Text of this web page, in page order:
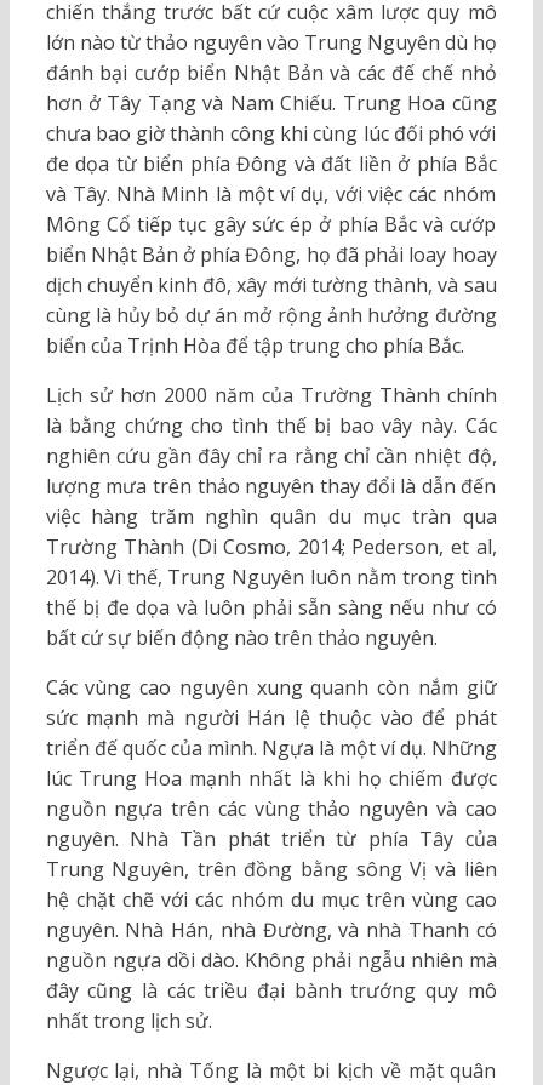
chiến thắng trước bất cứ cuộc xâm lược quy mô
lớn nào từ thảo nguyên vào Trung Nguyên dù họ
đánh bại cướp biển Nhật Bản và các đế chế nhỏ
hơn ở Tây Tạng và Nam Chiếu. Trung Hoa cũng
chưa bao giờ thành công khi cùng lúc đối phó với
đe dọa từ biển phía Đông và đất liền ở phía Bắc
và Tây. Nhà Minh là một ví dụ, với việc các nhóm
Mông Cổ tiếp tục gây sức ép ở phía Bắc và cướp
biển Nhật Bản ở phía Đông, họ đã phải loay hoay
dịch chuyển kinh đô, xây mới tường thành, và sau
cùng là hủy bỏ dự án mở rộng ảnh hưởng đường
biển của Trịnh Hòa để tập trung cho phía Bắc.
Lịch sử hơn 2000 năm của Trường Thành chính
là bằng chứng cho tình thế bị bao vây này. Các
nghiên cứu gần đây chỉ ra rằng chỉ cần nhiệt độ,
lượng mưa trên thảo nguyên thay đổi là dẫn đến
việc hàng trăm nghìn quân du mục tràn qua
Trường Thành (Di Cosmo, 2014; Pederson, et al,
2014). Vì thế, Trung Nguyên luôn nằm trong tình
thế bị đe dọa và luôn phải sẵn sàng nếu như có
bất cứ sự biến động nào trên thảo nguyên.
Các vùng cao nguyên xung quanh còn nắm giữ
sức mạnh mà người Hán lệ thuộc vào để phát
triển đế quốc của mình. Ngựa là một ví dụ. Những
lúc Trung Hoa mạnh nhất là khi họ chiếm được
nguồn ngựa trên các vùng thảo nguyên và cao
nguyên. Nhà Tần phát triển từ phía Tây của
Trung Nguyên, trên đồng bằng sông Vị và liên
hệ chặt chẽ với các nhóm du mục trên vùng cao
nguyên. Nhà Hán, nhà Đường, và nhà Thanh có
nguồn ngựa dồi dào. Không phải ngẫu nhiên mà
đây cũng là các triều đại bành trướng quy mô
nhất trong lịch sử.
Ngược lại, nhà Tống là một bi kịch về mặt quân